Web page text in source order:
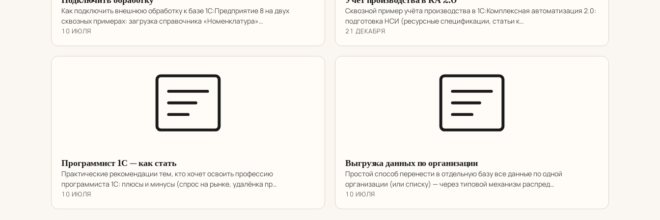
Как подключить внешнюю обработку к базе 1С:Предприятие 8 на двух
сквозных примерах: загрузка справочника «Номенклатура»…
10 ИЮЛЯ
Сквозной пример учёта производства в 1С:Комплексная автоматизация 2.0:
подготовка НСИ (ресурсные спецификации, статьи к…
21 ДЕКАБРЯ
Программист 1С — как стать
Практические рекомендации тем, кто хочет освоить профессию
программиста 1С: плюсы и минусы (спрос на рынке, удалёнка пр…
10 ИЮЛЯ
Выгрузка данных по организации
Простой способ перенести в отдельную базу все данные по одной
организации (или списку) — через типовой механизм распред…
10 ИЮЛЯ